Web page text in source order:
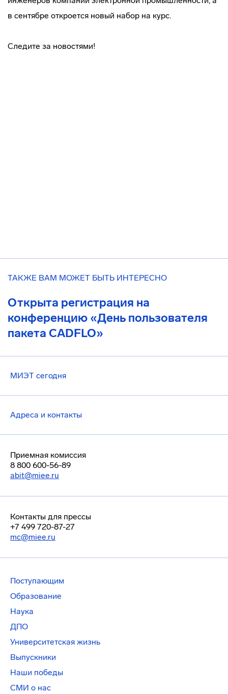
в сентябре откроется новый набор на курс.
Следите за новостями!
ТАКЖЕ ВАМ МОЖЕТ БЫТЬ ИНТЕРЕСНО
Открыта регистрация на
конференцию «День пользователя
пакета CADFLO»
МИЭТ сегодня
Адреса и контакты
Приемная комиссия
8 800 600-56-89
abit@miee.ru
Контакты для прессы
+7 499 720-87-27
mc@miee.ru
Поступающим
Образование
Наука
ДПО
Университетская жизнь
Выпускники
Наши победы
СМИ о нас